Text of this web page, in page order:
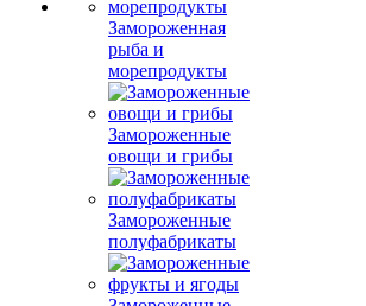
Замороженная
рыба и
морепродукты
Замороженные
овощи и грибы
Замороженные
полуфабрикаты